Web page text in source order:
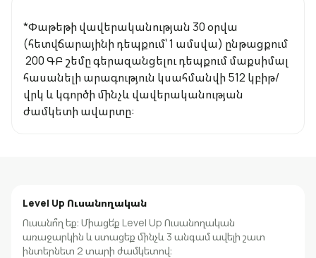
*Փաթեթի վավերականության 30 օրվա
(հետվճարայինի դեպքում՝ 1 ամսվա) ընթացքում
200 ԳԲ շեմը գերազանցելու դեպքում մաքսիմալ
հասանելի արագություն կսահմանվի 512 կբիթ/
վրկ և կգործի մինչև վավերականության
ժամկետի ավարտը:
Level Up Ուսանողական
Ուսանո՞ղ եք։ Միացե՛ք Level Up Ուսանողական
առաջարկին և ստացեք մինչև 3 անգամ ավելի շատ
ինտերնետ 2 տարի ժամկետով։